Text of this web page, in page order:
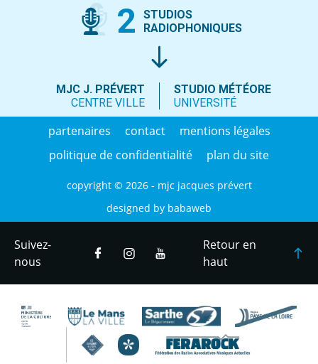
2
STUDIOS
RADIOPHONIQUES
MJC J. PRÉVERT
CENTRE VILLE
STUDIO MÉTÉORE
UNIVERSITÉ
partenaires contact
mentions légales
politique de confidentialité
plan du site
copyright © 2026 - mjc jacques prévert
designed by babaweb
Suivez-
nous
Retour en
haut